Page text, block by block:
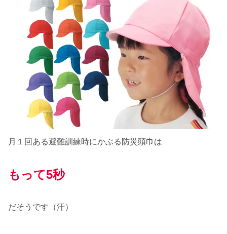
月１回ある避難訓練時にかぶる防災頭巾は
もって5秒
だそうです（汗）